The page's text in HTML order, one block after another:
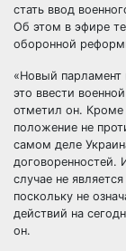
стать ввод
Об этом в эфире
оборонной
«Новый парламент
это ввести
отметил он. Кроме
положение не
самом деле
договоренностей.
случае не
поскольку не
действий на
он.